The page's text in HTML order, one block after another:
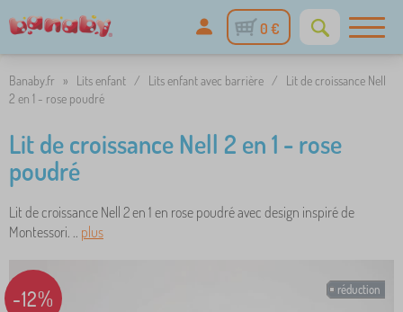
0 €
Banaby.fr » Lits enfant / Lits enfant avec barrière /
Lit de croissance Nell
2 en 1 - rose poudré
Lit de croissance Nell 2 en 1 - rose
poudré
Lit de croissance Nell 2 en 1 en rose poudré avec design inspiré de
Montessori. .. plus
réduction
-12%